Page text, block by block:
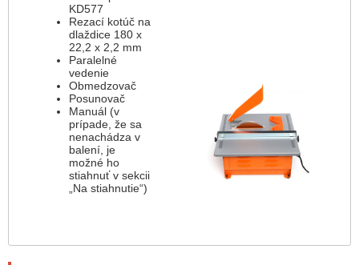
KD577
Rezací kotúč na
dlaždice 180 x
22,2 x 2,2 mm
Paralelné
vedenie
Obmedzovač
Posunovač
Manuál (v
prípade, že sa
nenachádza v
balení, je
možné ho
stiahnuť v sekcii
„Na stiahnutie“)